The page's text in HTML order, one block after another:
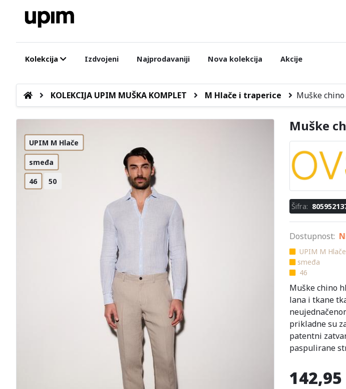
Kolekcija Izdvojeni Najprodavaniji Nova kolekcija Akcije
KOLEKCIJA UPIM MUŠKA KOMPLET M Hlače i traperice Muške
UPIM M Hlače
smeđa
46 50
Muške
Šifra:
Dostupnost:
UPIM M Hlače
smeđa
46
Muške chino
lana i tkane
prikladne su
patentni
paspulirane
142,95